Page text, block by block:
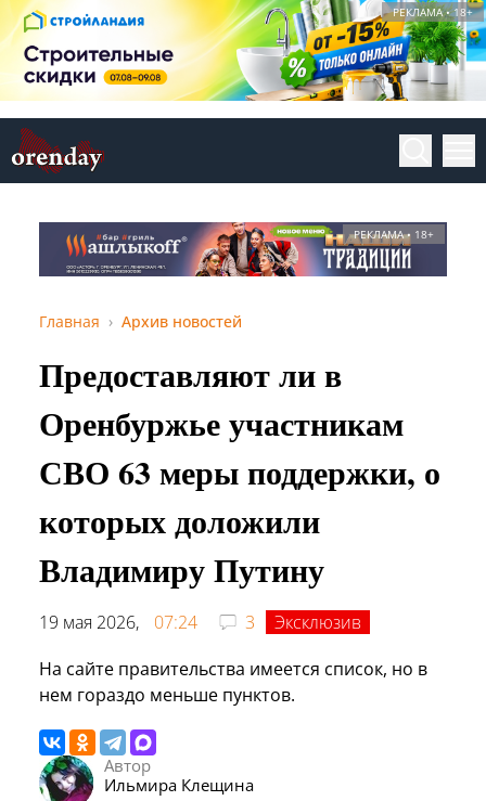
РЕКЛАМА • 18+
РЕКЛАМА • 18+
Главная Архив новостей
Предоставляют ли в
Оренбуржье участникам
СВО 63 меры поддержки, о
которых доложили
Владимиру Путину
19 мая 2026, 07:24 3
Эксклюзив
На сайте правительства имеется список, но в
нем гораздо меньше пунктов.
Автор
Ильмира Клещина